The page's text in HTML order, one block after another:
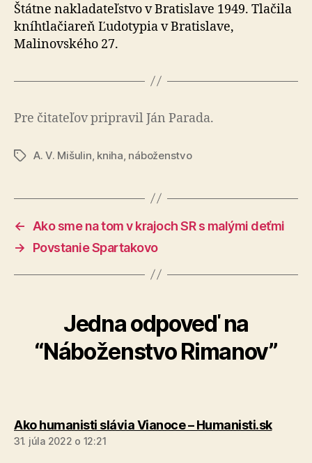
Štátne nakladateľstvo v Bratislave 1949. Tlačila
kníhtlačiareň Ľudotypia v Bratislave,
Malinovského 27.
Pre čitateľov pripravil Ján Parada.
ZnačkyA. V. Mišulin kniha náboženstvo
←
Ako sme na tom v krajoch SR s malými deťmi
→
Povstanie Spartakovo
Jedna odpoveď na
“Náboženstvo Rimanov”
Ako humanisti slávia Vianoce – Humanisti.skhovorí:
31. júla 2022 o 12:21